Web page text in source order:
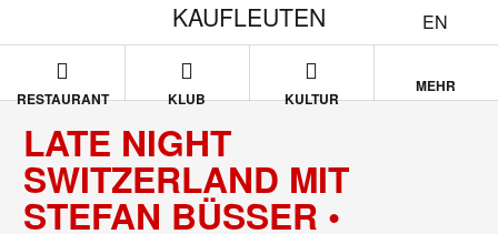
EN
KAUFLEUTEN
RESTAURANT KLUB KULTUR
MEHR
LATE NIGHT
SWITZERLAND MIT
STEFAN BÜSSER •